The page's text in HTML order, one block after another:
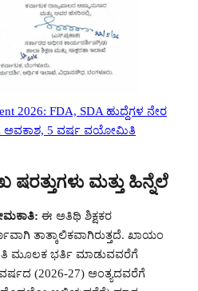
2026: FDA, SDA ಹುದ್ದೆಗಳ ನೇರ
ಅವಕಾಶ, 5 ವರ್ಷ ವಯೋಮಿತಿ
ಮತ್ತು ಹಿನ್ನೆಲೆ
ಈ ಅತಿಥಿ ಶಿಕ್ಷಕರ
ತಾತ್ಕಾಲಿಕವಾಗಿರುತ್ತದೆ. ಖಾಯಂ
ಮೂಲಕ ಭರ್ತಿ ಮಾಡುವವರೆಗೆ
ವರ್ಷದ (2026-27) ಅಂತ್ಯದವರೆಗೆ